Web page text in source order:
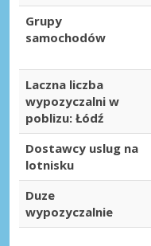
Grupy
samochodów
Laczna liczba
wypozyczalni w
poblizu: Łódź
Dostawcy uslug na
lotnisku
Duze
wypozyczalnie